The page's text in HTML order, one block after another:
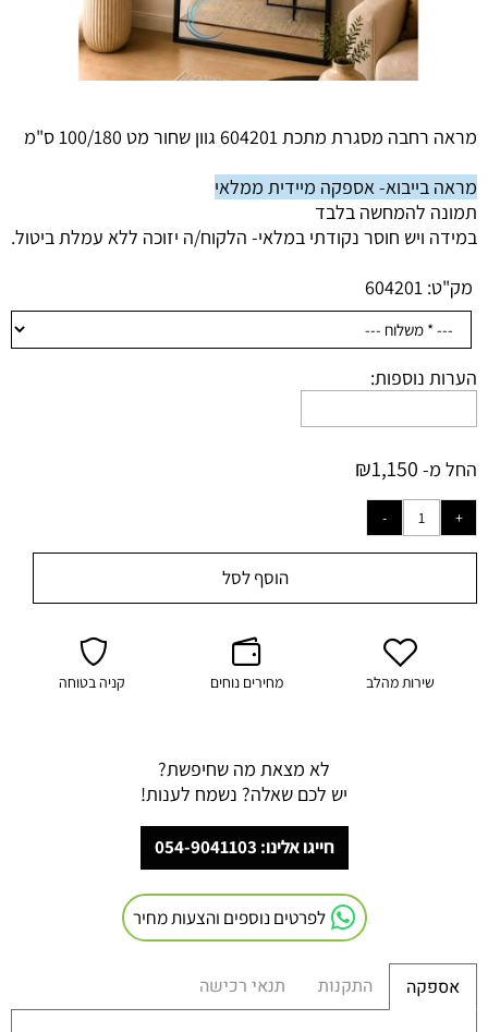
מראה רחבה מסגרת מתכת 604201 גוון שחור מט 100/180 ס"מ
מראה בייבוא- אספקה מיידית ממלאי
תמונה להמחשה בלבד
במידה ויש חוסר נקודתי במלאי- הלקוח/ה יזוכה ללא עמלת ביטול.
מק"ט: 604201
הערות נוספות:
החל מ- ₪1,150
הוסף לסל
שירות מהלב מחירים נוחים קניה בטוחה
לא מצאת מה שחיפשת?
יש לכם שאלה? נשמח לענות!
חייגו אלינו: 054-9041103
לפרטים נוספים והצעות מחיר
אספקה התקנות תנאי רכישה